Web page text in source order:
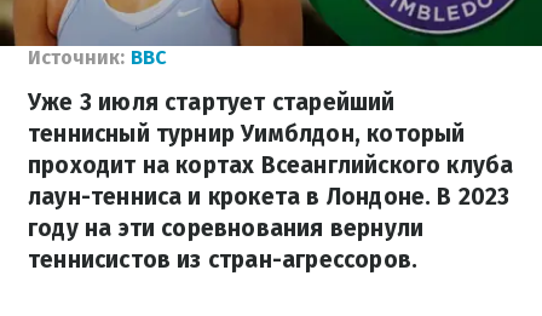
Источник: BBC
Уже 3 июля стартует старейший
теннисный турнир Уимблдон, который
проходит на кортах Всеанглийского клуба
лаун-тенниса и крокета в Лондоне. В 2023
году на эти соревнования вернули
теннисистов из стран-агрессоров.